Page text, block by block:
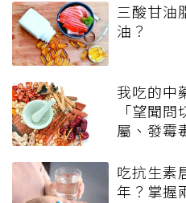
三酸甘油
油？
我吃的中
「望聞
屬、發霉
吃抗生素
年？掌握